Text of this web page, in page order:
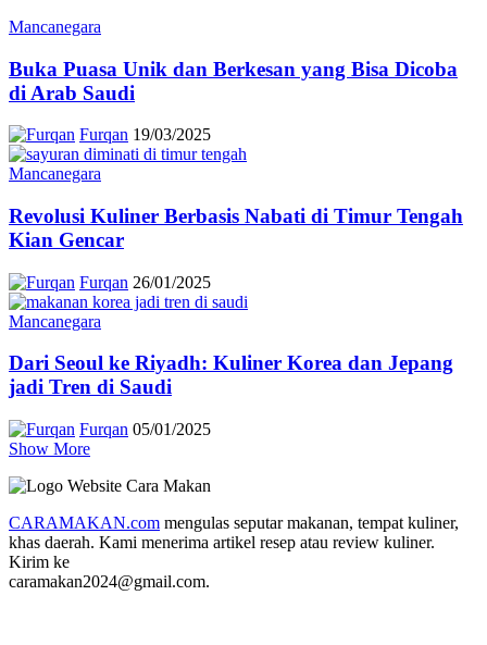
Mancanegara
Buka Puasa Unik dan Berkesan yang Bisa Dicoba
di Arab Saudi
Furqan 19/03/2025
Mancanegara
Revolusi Kuliner Berbasis Nabati di Timur Tengah
Kian Gencar
Furqan 26/01/2025
Mancanegara
Dari Seoul ke Riyadh: Kuliner Korea dan Jepang
jadi Tren di Saudi
Furqan 05/01/2025
Show More
CARAMAKAN.com mengulas seputar makanan, tempat kuliner,
khas daerah. Kami menerima artikel resep atau review kuliner.
Kirim ke
caramakan2024@gmail.com.